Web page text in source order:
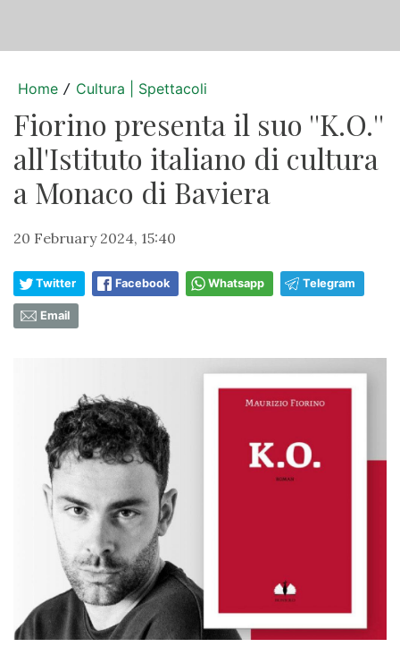
Home / Cultura | Spettacoli
Fiorino presenta il suo ''K.O.''
all'Istituto italiano di cultura
a Monaco di Baviera
20 February 2024, 15:40
Twitter Facebook Whatsapp Telegram
Email